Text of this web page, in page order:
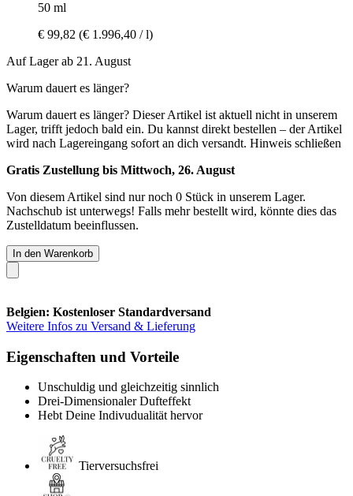
50 ml
€ 99,82 (€ 1.996,40 / l)
Auf Lager ab 21. August
Warum dauert es länger?
Warum dauert es länger? Dieser Artikel ist aktuell nicht in unserem
Lager, trifft jedoch bald ein. Du kannst direkt bestellen – der Artikel
wird nach Lagereingang sofort an dich versandt. Hinweis schließen
Gratis Zustellung bis Mittwoch, 26. August
Von diesem Artikel sind nur noch 0 Stück in unserem Lager.
Nachschub ist unterwegs! Falls mehr bestellt wird, könnte dies das
Zustelldatum beeinflussen.
In den Warenkorb
Belgien: Kostenloser Standardversand
Weitere Infos zu Versand & Lieferung
Eigenschaften und Vorteile
Unschuldig und gleichzeitig sinnlich
Drei-Dimensionaler Dufteffekt
Hebt Deine Indivudualität hervor
Tierversuchsfrei